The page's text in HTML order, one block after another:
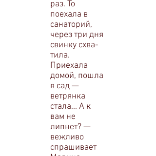
раз. То
поехала в
санаторий,
через три дня
свинку схва­
тила.
Приехала
домой, пошла
в сад —
ветрянка
стала... А к
вам не
липнет? —
вежливо
спрашивает